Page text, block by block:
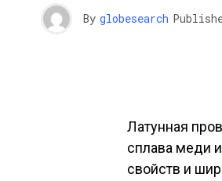
By globesearch
Латунная
сплава меди
свойств и